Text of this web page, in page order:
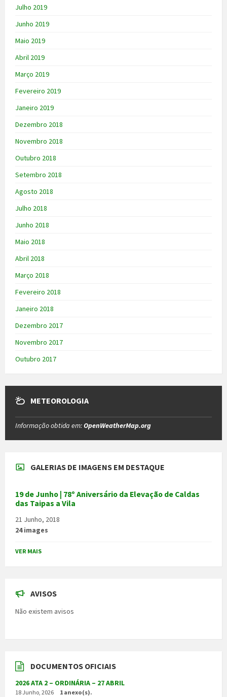
Julho 2019
Junho 2019
Maio 2019
Abril 2019
Março 2019
Fevereiro 2019
Janeiro 2019
Dezembro 2018
Novembro 2018
Outubro 2018
Setembro 2018
Agosto 2018
Julho 2018
Junho 2018
Maio 2018
Abril 2018
Março 2018
Fevereiro 2018
Janeiro 2018
Dezembro 2017
Novembro 2017
Outubro 2017
METEOROLOGIA
Informação obtida em:OpenWeatherMap.org
GALERIAS DE IMAGENS EM DESTAQUE
19 de Junho | 78º Aniversário da Elevação de Caldas
das Taipas a Vila
21 Junho, 2018
24 images
VER MAIS
AVISOS
Não existem avisos
DOCUMENTOS OFICIAIS
2026 ATA 2 – ORDINÁRIA – 27 ABRIL
18 Junho, 2026 1 anexo(s).